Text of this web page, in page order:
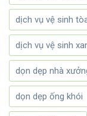
dịch vụ vệ sinh
dịch vụ vệ sinh
dọn dẹp nhà
dọn dẹp ống khói